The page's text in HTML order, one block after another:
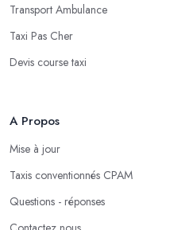
Transport Ambulance
Taxi Pas Cher
Devis course taxi
A Propos
Mise à jour
Taxis conventionnés CPAM
Questions - réponses